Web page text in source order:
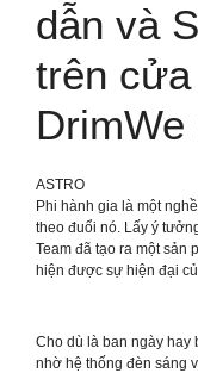
dẫn và
trên
DrimWe
ASTRO
Phi hành gia là một
theo đuổi nó. Lấy ý
Team đã tạo ra một sản
hiện được sự hiện đại
Cho dù là ban ngày hay
nhờ hệ thống đèn sáng